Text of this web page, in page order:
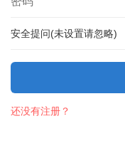
安全提问(未设置请忽略)
还没有注册？